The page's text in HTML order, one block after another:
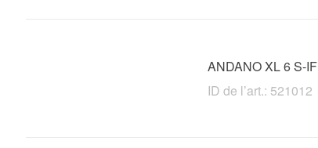
ANDANO XL 6 S-IF
ID de l’art.: 521012